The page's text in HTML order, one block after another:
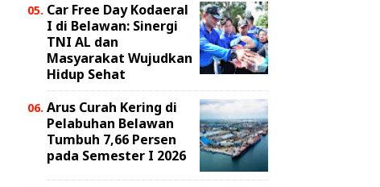
Car Free Day Kodaeral
I di Belawan: Sinergi
TNI AL dan
Masyarakat Wujudkan
Hidup Sehat
Arus Curah Kering di
Pelabuhan Belawan
Tumbuh 7,66 Persen
pada Semester I 2026